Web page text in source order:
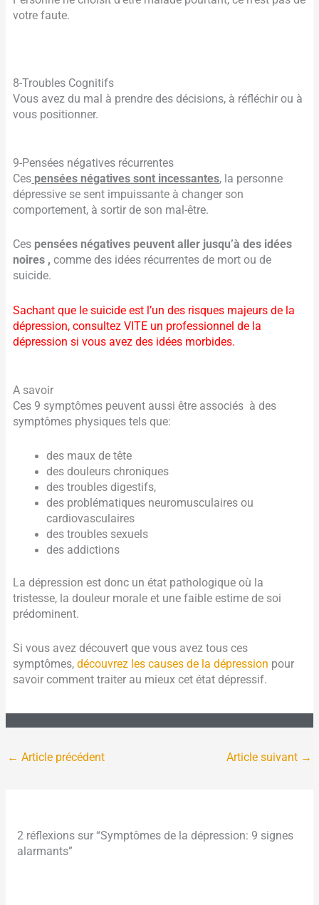
votre faute.
8-Troubles Cognitifs
Vous avez du mal à prendre des décisions, à réfléchir ou à
vous positionner.
9-Pensées négatives récurrentes
Ces pensées négatives sont incessantes, la personne
dépressive se sent impuissante à changer son
comportement, à sortir de son mal-être.
Ces pensées négatives peuvent aller jusqu’à des idées
noires , comme des idées récurrentes de mort ou de
suicide.
Sachant que le suicide est l’un des risques majeurs de la
dépression, consultez VITE un professionnel de la
dépression si vous avez des idées morbides.
A savoir
Ces 9 symptômes peuvent aussi être associés à des
symptômes physiques tels que:
des maux de tête
des douleurs chroniques
des troubles digestifs,
des problématiques neuromusculaires ou
cardiovasculaires
des troubles sexuels
des addictions
La dépression est donc un état pathologique où la
tristesse, la douleur morale et une faible estime de soi
prédominent.
Si vous avez découvert que vous avez tous ces
symptômes,découvrez les causes de la dépression pour
savoir comment traiter au mieux cet état dépressif.
← Article précédent Article suivant →
2 réflexions sur “Symptômes de la dépression: 9 signes
alarmants”